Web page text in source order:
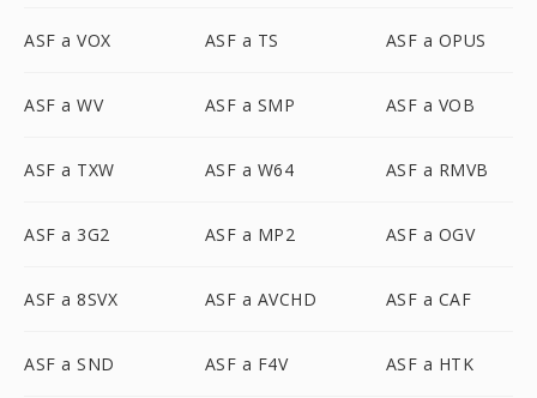
ASF a VOX ASF a TS ASF a OPUS
ASF a WV ASF a SMP ASF a VOB
ASF a TXW ASF a W64 ASF a RMVB
ASF a 3G2 ASF a MP2 ASF a OGV
ASF a 8SVX ASF a AVCHD ASF a CAF
ASF a SND ASF a F4V ASF a HTK